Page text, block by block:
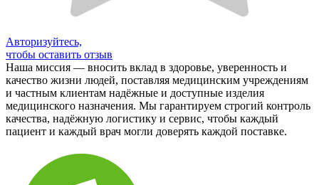
Авторизуйтесь,
чтобы оставить отзыв
Наша миссия — вносить вклад в здоровье, уверенность и
качество жизни людей, поставляя медицинским учреждениям
и частным клиентам надёжные и доступные изделия
медицинского назначения. Мы гарантируем строгий контроль
качества, надёжную логистику и сервис, чтобы каждый
пациент и каждый врач могли доверять каждой поставке.